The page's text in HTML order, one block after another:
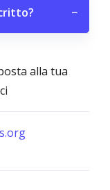
−
alla tua